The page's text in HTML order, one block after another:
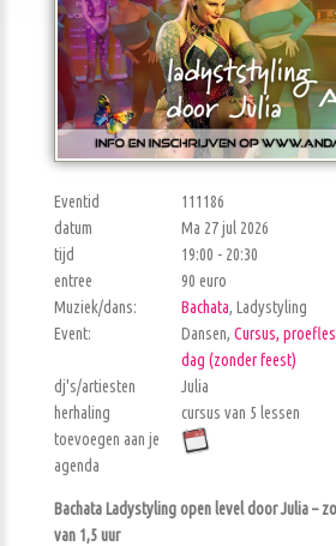
Eventid
111186
datum
Ma 27 jul 2026
tijd
19:00 - 20:30
entree
90 euro
Muziek/dans:
Bachata, Ladystyling
Event:
Dansen, Cursus,
dag (zonder feest)
dj's/artiesten
Julia
herhaling
cursus van 5 lessen
toevoegen aan je
agenda
Bachata Ladystyling open level door Julia –
van 1,5 uur